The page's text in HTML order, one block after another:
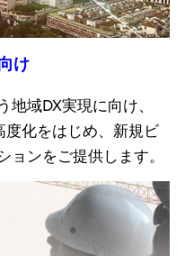
け
域DX実現に向け、
度化をはじめ、新規ビ
ョンをご提供します。